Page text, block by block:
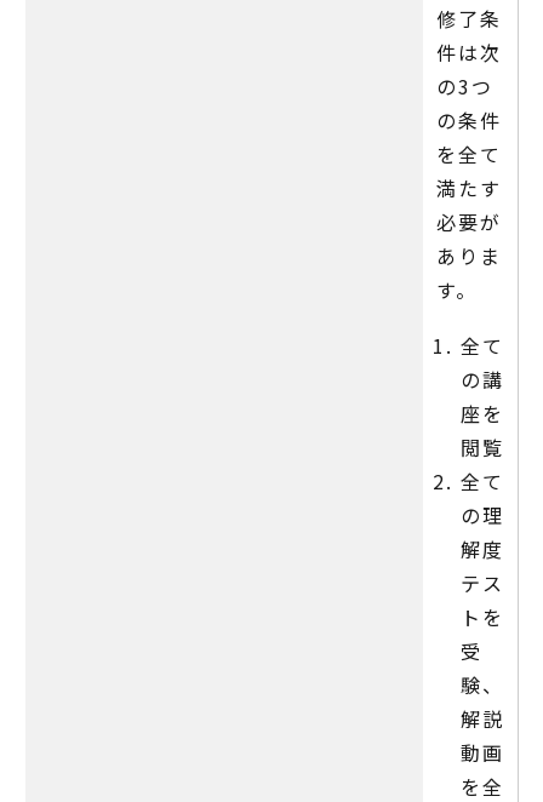
修了条
件は次
の3つ
の条件
を全て
満たす
必要が
ありま
す。
全て
の講
座を
閲覧
全て
の理
解度
テス
トを
受
験、
解説
動画
を全